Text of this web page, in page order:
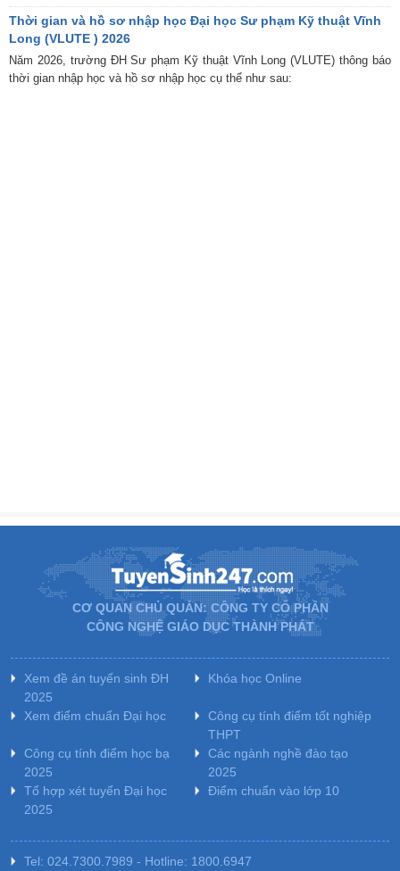
Thời gian và hồ sơ nhập học Đại học Sư phạm Kỹ thuật Vĩnh
Long (VLUTE ) 2026
Năm 2026, trường ĐH Sư phạm Kỹ thuật Vĩnh Long (VLUTE) thông báo
thời gian nhập học và hồ sơ nhập học cụ thể như sau:
CƠ QUAN CHỦ QUẢN: CÔNG TY CỔ PHẦN
CÔNG NGHỆ GIÁO DỤC THÀNH PHÁT
Xem đề án tuyển sinh ĐH
2025
Khóa học Online
Xem điểm chuẩn Đại học
Công cụ tính điểm tốt nghiệp
THPT
Công cụ tính điểm học bạ
2025
Các ngành nghề đào tạo
2025
Tổ hợp xét tuyển Đại học
2025
Điểm chuẩn vào lớp 10
Tel: 024.7300.7989 - Hotline: 1800.6947